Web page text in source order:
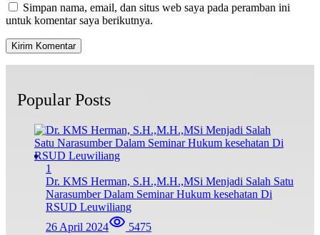
Simpan nama, email, dan situs web saya pada peramban ini
untuk komentar saya berikutnya.
Popular Posts
1
Dr. KMS Herman, S.H.,M.H.,MSi Menjadi Salah Satu
Narasumber Dalam Seminar Hukum kesehatan Di
RSUD Leuwiliang
26 April 2024
5475